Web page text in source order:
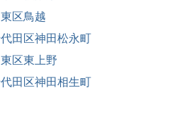
区鳥越
田区神田松永町
区東上野
田区神田相生町